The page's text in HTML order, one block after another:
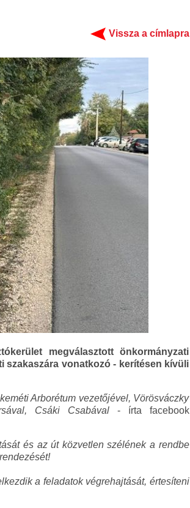
Vissza a címlapra
megválasztott önkormányzati
szakaszára vonatkozó - kerítésen kívüli
Arborétum vezetőjével, Vörösváczky
Csáki Csabával - írta facebook
és az út közvetlen szélének a rendbe
a feladatok végrehajtását, értesíteni